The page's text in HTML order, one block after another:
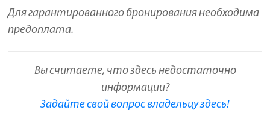
Для гарантированного бронирования необходима
предоплата.
Вы считаете, что здесь недостаточно
информации?
Задайте свой вопрос владельцу здесь!